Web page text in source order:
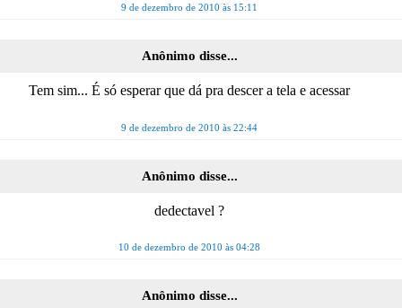
9 de dezembro de 2010 às 15:11
Anônimo disse...
Tem sim... É só esperar que dá pra descer a tela e acessar
9 de dezembro de 2010 às 22:44
Anônimo disse...
dedectavel ?
10 de dezembro de 2010 às 04:28
Anônimo disse...